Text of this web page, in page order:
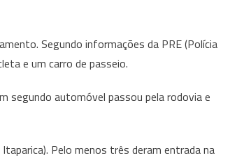
Segundo informações da PRE (Polícia
e um carro de passeio.
segundo automóvel passou pela rodovia e
Pelo menos três deram entrada na